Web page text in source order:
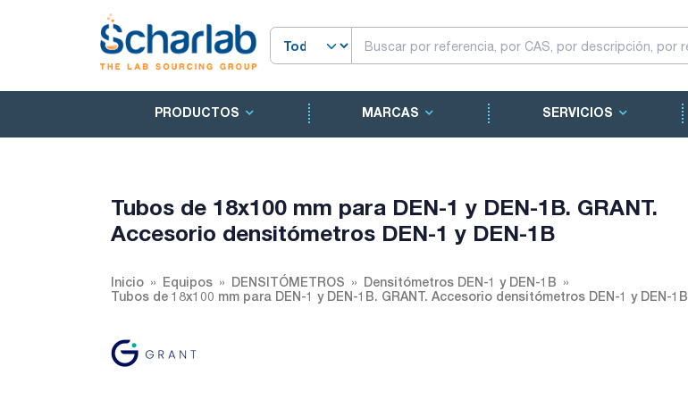
PRODUCTOS MARCAS SERVICIOS
Tubos de 18x100 mm para DEN-1 y DEN-1B. GRANT.
Accesorio densitómetros DEN-1 y DEN-1B
Inicio Equipos DENSITÓMETROS
Densitómetros DEN-1 y DEN-1B
Tubos de 18x100 mm para DEN-1 y DEN-1B. GRANT. Accesorio densitómetros DEN-1 y DEN-1B